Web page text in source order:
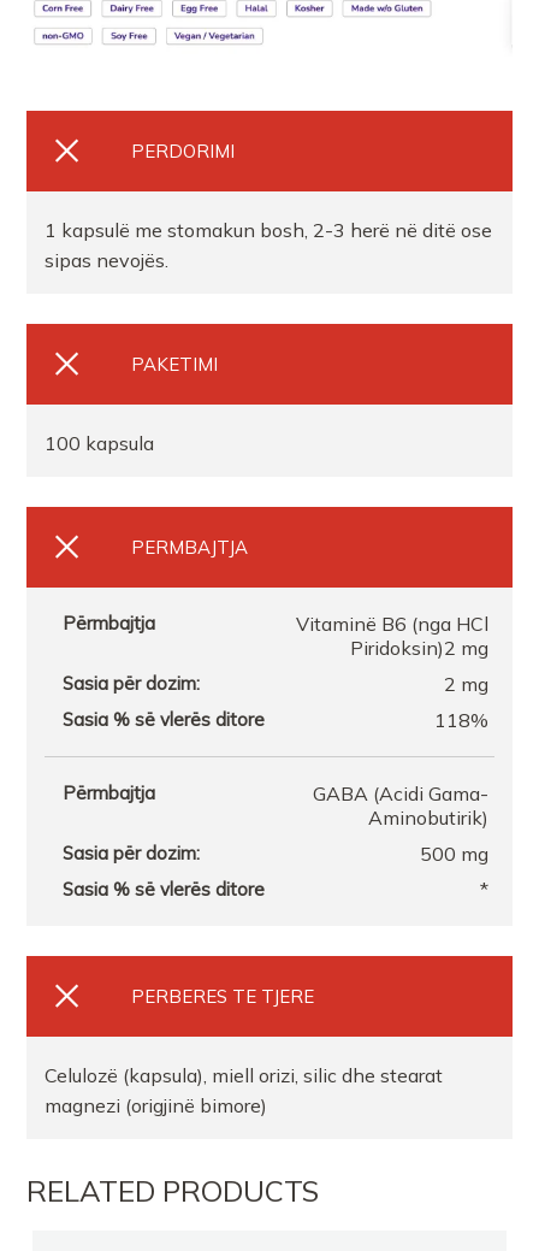
FARMACI TEUTA FIER
FARMACI ELMAR MEXHIT HASA
Farmaci Elda
FARMACI ELMAR MEXHIT HASA
Farmaci Elda
PERDORIMI
1 kapsulë me stomakun bosh, 2-3 herë në ditë ose
sipas nevojës.
PAKETIMI
100 kapsula
PERMBAJTJA
Vitaminë B6 (nga HCl
Piridoksin)2 mg
2 mg
118%
GABA (Acidi Gama-
Aminobutirik)
500 mg
*
PERBERES TE TJERE
Celulozë (kapsula), miell orizi, silic dhe stearat
magnezi (origjinë bimore)
RELATED PRODUCTS